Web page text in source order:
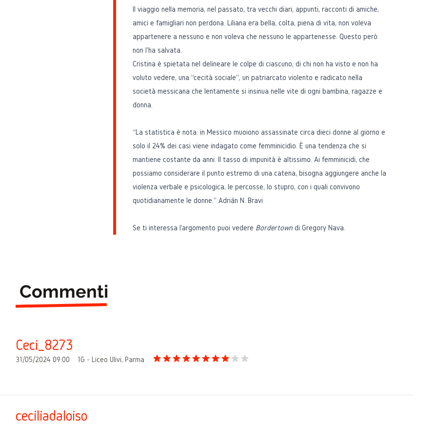
Il viaggio nella memoria, nel passato, tra vecchi diari, appunti, racconti di amiche,
amici e famigliari non perdona. Liliana era bella, colta, piena di vita, non voleva
appartenere a nessuno e non voleva che nessuno le appartenesse. Questo però
non l'ha salvata.
Cristina è spietata nel delineare le colpe di ciascuno, di chi non ha visto e non ha
voluto vedere, una “cecità sociale”, un patriarcato violento e radicato nella
società messicana che lentamente si insinua nelle vite di ogni bambina, ragazze e
donna.
“La statistica è nota: in Messico muoiono assassinate circa dieci donne al giorno e
solo il 24% dei casi viene indagato come femminicidio. È una tendenza che si
mantiene costante da anni. Il tasso di impunità è altissimo. Ai femminicidi, che
possiamo considerare il punto estremo di una catena, bisogna aggiungere anche la
violenza verbale e psicologica, le percosse, lo stupro, con i quali convivono
quotidianamente le donne.” Adrián N. Bravi
Se ti interessa l'argomento puoi vedere Bordertown di Gregory Nava.
Commenti
Ceci_8273
31/05/2024 09:00 1G - Liceo Ulivi, Parma
ceciliadaloiso